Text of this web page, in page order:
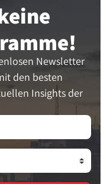
Newsletter
den besten
Insights der